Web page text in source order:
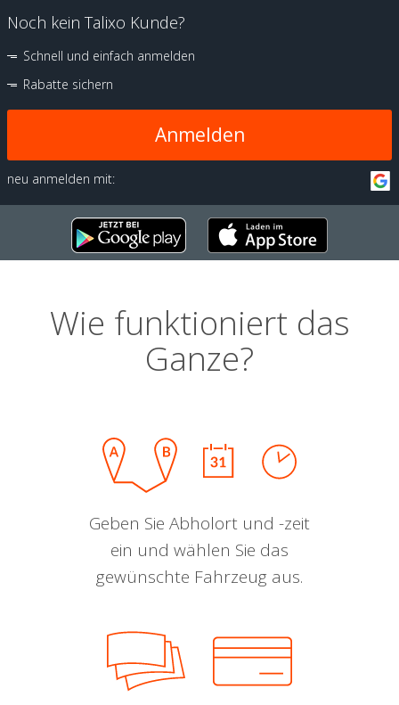
Noch kein Talixo Kunde?
Schnell und einfach anmelden
Rabatte sichern
Anmelden
neu anmelden mit:
Wie funktioniert das
Ganze?
Geben Sie Abholort und -zeit
ein und wählen Sie das
gewünschte Fahrzeug aus.